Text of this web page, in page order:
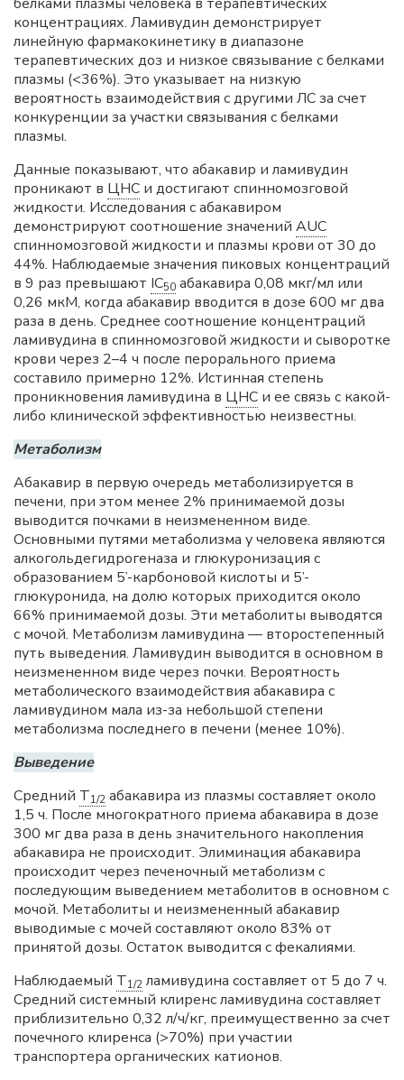
концентрациях. Ламивудин демонстрирует
линейную фармакокинетику в диапазоне
терапевтических доз и низкое связывание с белками
плазмы (<36%). Это указывает на низкую
вероятность взаимодействия с другими ЛС за счет
конкуренции за участки связывания с белками
плазмы.
Данные показывают, что абакавир и ламивудин
проникают в ЦНС и достигают спинномозговой
жидкости. Исследования с абакавиром
демонстрируют соотношение значений AUC
спинномозговой жидкости и плазмы крови от 30 до
44%. Наблюдаемые значения пиковых концентраций
в 9 раз превышают IC50 абакавира 0,08 мкг/мл или
0,26 мкМ, когда абакавир вводится в дозе 600 мг два
раза в день. Среднее соотношение концентраций
ламивудина в спинномозговой жидкости и сыворотке
крови через 2–4 ч после перорального приема
составило примерно 12%. Истинная степень
проникновения ламивудина в ЦНС и ее связь с какой-
либо клинической эффективностью неизвестны.
Метаболизм
Абакавир в первую очередь метаболизируется в
печени, при этом менее 2% принимаемой дозы
выводится почками в неизмененном виде.
Основными путями метаболизма у человека являются
алкогольдегидрогеназа и глюкуронизация с
образованием 5’-карбоновой кислоты и 5’-
глюкуронида, на долю которых приходится около
66% принимаемой дозы. Эти метаболиты выводятся
с мочой. Метаболизм ламивудина — второстепенный
путь выведения. Ламивудин выводится в основном в
неизмененном виде через почки. Вероятность
метаболического взаимодействия абакавира с
ламивудином мала из-за небольшой степени
метаболизма последнего в печени (менее 10%).
Выведение
Средний T1/2 абакавира из плазмы составляет около
1,5 ч. После многократного приема абакавира в дозе
300 мг два раза в день значительного накопления
абакавира не происходит. Элиминация абакавира
происходит через печеночный метаболизм с
последующим выведением метаболитов в основном с
мочой. Метаболиты и неизмененный абакавир
выводимые с мочей составляют около 83% от
принятой дозы. Остаток выводится с фекалиями.
Наблюдаемый T1/2 ламивудина составляет от 5 до 7 ч.
Средний системный клиренс ламивудина составляет
приблизительно 0,32 л/ч/кг, преимущественно за счет
почечного клиренса (>70%) при участии
транспортера органических катионов.